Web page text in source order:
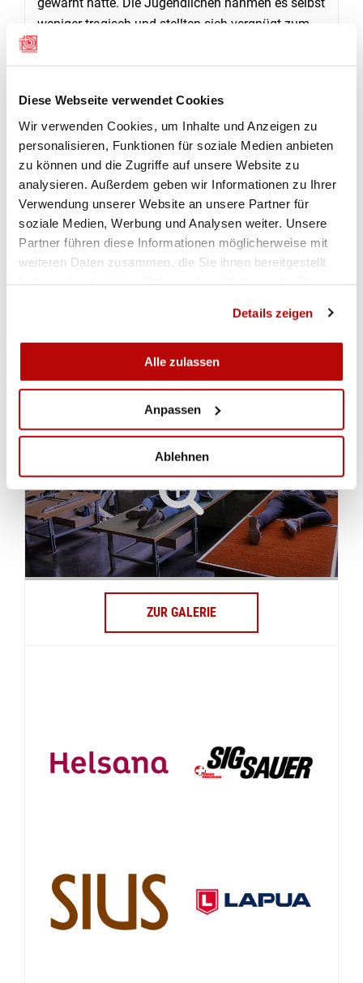
Diese Webseite verwendet Cookies
Wir verwenden Cookies, um Inhalte und Anzeigen zu
personalisieren, Funktionen für soziale Medien anbieten
zu können und die Zugriffe auf unsere Website zu
analysieren. Außerdem geben wir Informationen zu Ihrer
Verwendung unserer Website an unsere Partner für
soziale Medien, Werbung und Analysen weiter. Unsere
Partner führen diese Informationen möglicherweise mit
weiteren Daten zusammen, die Sie ihnen bereitgestellt
Details zeigen
Alle zulassen
Anpassen
Ablehnen
gewarnt hatte. Die Jugendlichen nahmen es selbst
weniger tragisch und stellten sich vergnügt zum
Wettkampftags in der Guntelsey. Da wurden die
Locher, dem Präsidenten des Thuner
Stadtparlaments. Bilder und Ranglisten folgen.
(Andreas Tschopp)
RESULTATE
Final SGM G50m Junioren Qualifikation
Final SGM-G50 Junioren Ausstich
ZUR GALERIE